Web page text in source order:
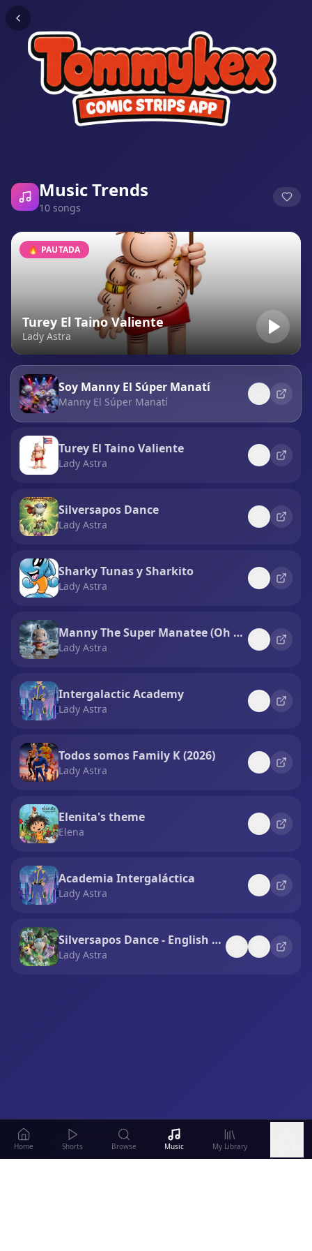
Music Trends
10 songs
🔥 PAUTADA
Turey El Taino Valiente
Lady Astra
Soy Manny El Súper Manatí
Manny El Súper Manatí
Turey El Taino Valiente
Lady Astra
Silversapos Dance
Lady Astra
Sharky Tunas y Sharkito
Lady Astra
Manny The Super Manatee (Oh yes, oh sí)
Lady Astra
Intergalactic Academy
Lady Astra
Todos somos Family K (2026)
Lady Astra
Elenita's theme
Elena
Academia Intergaláctica
Lady Astra
Silversapos Dance - English Version
Lady Astra
Home Shorts Browse Music My Library